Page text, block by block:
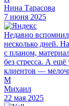
Нина Тарасова
7 июня 2025
Недавно
несколько дней.
с планом,
без стресса. А
клиентов —
М
Михаил
22 мая 2025